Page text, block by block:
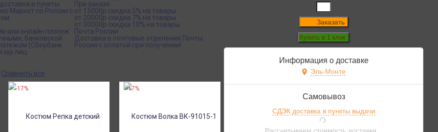
Заказать
Информация о доставке
Эль-Монте
Самовывоз
СДЭК доставка в пункты выдачи
в пункты
Маркет по России с
При заказе
от 15000р скидка 5% на товары
от 20000р скидка 7% на товары
от 30000р скидка 10% на товары
или онлайн платеж
банковской
(Сбербанк
юр.лиц.
Почта России
Доставка в почтовые отделения Почты
России с оплатой при получении!
Сравнить все
-17% -17%